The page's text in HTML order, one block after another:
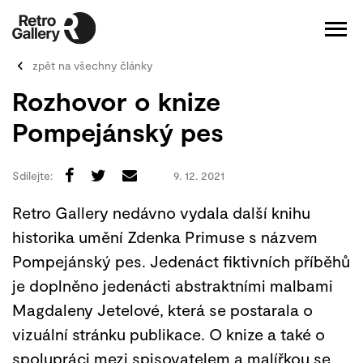
zpět na všechny články
Rozhovor o knize
Pompejánský pes
Sdílejte: 9. 12. 2021
Retro Gallery nedávno vydala další knihu
historika umění Zdenka Primuse s názvem
Pompejánský pes. Jedenáct fiktivních příběhů
je doplněno jedenácti abstraktními malbami
Magdaleny Jetelové, která se postarala o
vizuální stránku publikace. O knize a také o
spolupráci mezi spisovatelem a malířkou se